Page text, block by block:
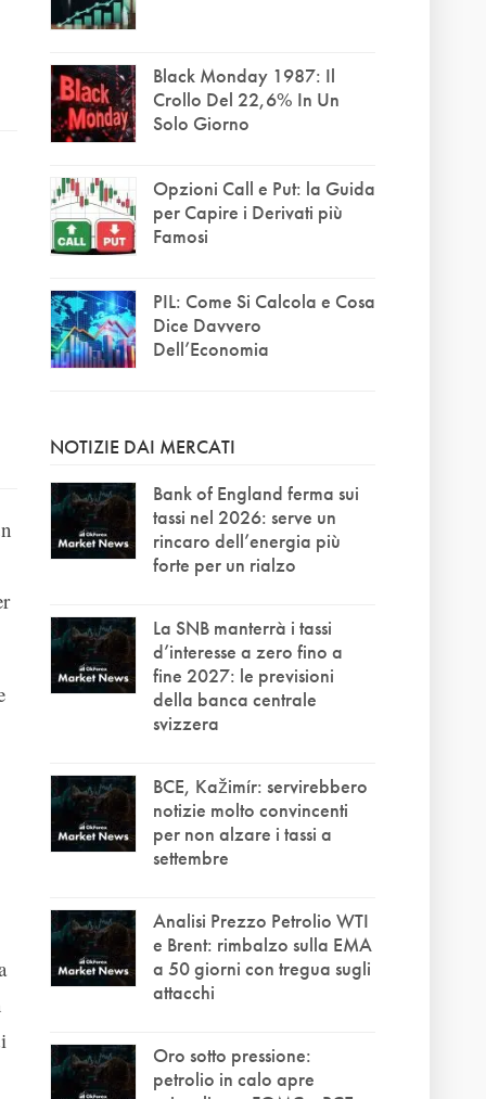
Black Monday 1987: Il
Crollo Del 22,6% In Un
Solo Giorno
Opzioni Call e Put: la Guida
per Capire i Derivati più
Famosi
PIL: Come Si Calcola e Cosa
Dice Davvero
Dell’Economia
NOTIZIE DAI MERCATI
Bank of England ferma sui
tassi nel 2026: serve un
rincaro dell’energia più
forte per un rialzo
La SNB manterrà i tassi
d’interesse a zero fino a
fine 2027: le previsioni
della banca centrale
svizzera
BCE, Kažimír: servirebbero
notizie molto convincenti
per non alzare i tassi a
settembre
Analisi Prezzo Petrolio WTI
e Brent: rimbalzo sulla EMA
a 50 giorni con tregua sugli
attacchi
Oro sotto pressione:
petrolio in calo apre